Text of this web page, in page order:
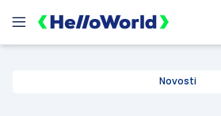
Novosti